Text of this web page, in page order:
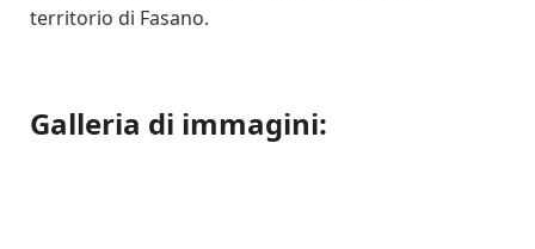
territorio di Fasano.
Galleria di immagini: